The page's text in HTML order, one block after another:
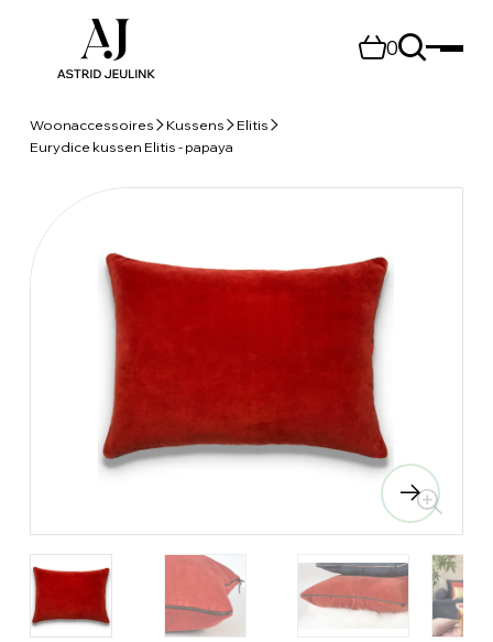
0
Woonaccessoires Kussens
Elitis
Eurydice kussen Elitis - papaya